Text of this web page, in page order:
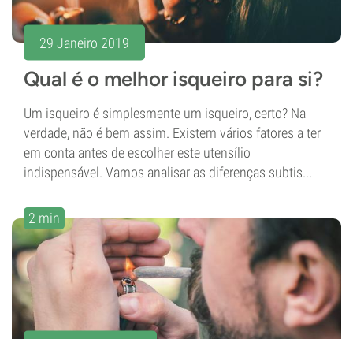
29 Janeiro 2019
Qual é o melhor isqueiro para si?
Um isqueiro é simplesmente um isqueiro, certo? Na
verdade, não é bem assim. Existem vários fatores a ter
em conta antes de escolher este utensílio
indispensável. Vamos analisar as diferenças subtis...
2 min